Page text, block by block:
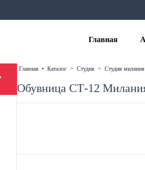
Главная
главная • каталог > студия > студия милания
Обувница СТ-12